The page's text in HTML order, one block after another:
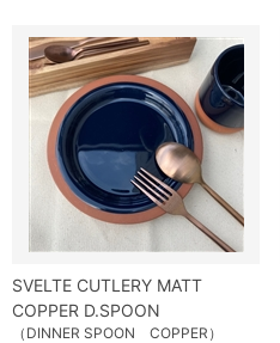
SVELTE CUTLERY MATT
COPPER D.SPOON
（DINNER SPOON COPPER）